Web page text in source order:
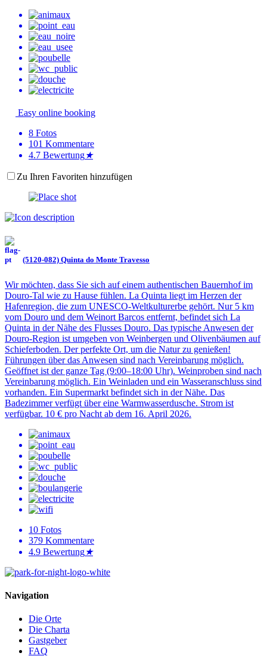
Easy online booking
8 Fotos
101 Kommentare
4.7 Bewertung★
Zu Ihren Favoriten hinzufügen
(5120-082) Quinta do Monte Travesso
Wir möchten, dass Sie sich auf einem authentischen Bauernhof im
Douro-Tal wie zu Hause fühlen. La Quinta liegt im Herzen der
Hafenregion, die zum UNESCO-Weltkulturerbe gehört. Nur 5 km
vom Douro und dem Weinort Barcos entfernt, befindet sich La
Quinta in der Nähe des Flusses Douro. Das typische Anwesen der
Douro-Region ist umgeben von Weinbergen und Olivenbäumen auf
Schieferboden. Der perfekte Ort, um die Natur zu genießen!
Führungen über das Anwesen sind nach Vereinbarung möglich.
Geöffnet ist der ganze Tag (9:00–18:00 Uhr). Weinproben sind nach
Vereinbarung möglich. Ein Weinladen und ein Wasseranschluss sind
vorhanden. Ein Supermarkt befindet sich in der Nähe. Das
Badezimmer verfügt über eine Warmwasserdusche. Strom ist
verfügbar. 10 € pro Nacht ab dem 16. April 2026.
10 Fotos
379 Kommentare
4.9 Bewertung★
Navigation
Die Orte
Die Charta
Gastgeber
FAQ